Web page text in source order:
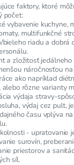
faktory, ktoré
počet:
vybavenie kuchyne,
multifunkčné
bieleho riadu a dobrá
a zložitosť jedálneho
náročnosťou
ako napríklad
alebo rôzne varianty
výdaja stravy-
výdaj cez pult,
času vplýva
- upratovanie
surovín,
priestorov a
síl.